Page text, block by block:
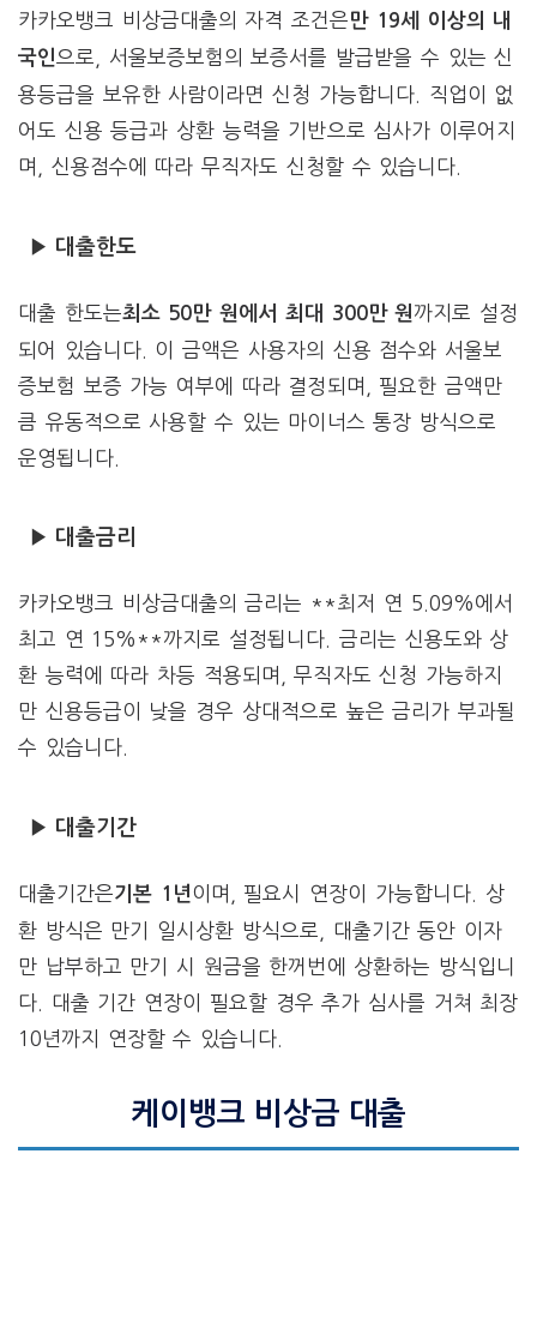
카카오뱅크 비상금대출의 자격 조건은만 19세 이상의 내
국인으로, 서울보증보험의 보증서를 발급받을 수 있는 신
용등급을 보유한 사람이라면 신청 가능합니다. 직업이 없
어도 신용 등급과 상환 능력을 기반으로 심사가 이루어지
며, 신용점수에 따라 무직자도 신청할 수 있습니다.
▶ 대출한도
대출 한도는최소 50만 원에서 최대 300만 원까지로 설정
되어 있습니다. 이 금액은 사용자의 신용 점수와 서울보
증보험 보증 가능 여부에 따라 결정되며, 필요한 금액만
큼 유동적으로 사용할 수 있는 마이너스 통장 방식으로
운영됩니다.
▶ 대출금리
카카오뱅크 비상금대출의 금리는 **최저 연 5.09%에서
최고 연 15%**까지로 설정됩니다. 금리는 신용도와 상
환 능력에 따라 차등 적용되며, 무직자도 신청 가능하지
만 신용등급이 낮을 경우 상대적으로 높은 금리가 부과될
수 있습니다.
▶ 대출기간
대출기간은기본 1년이며, 필요시 연장이 가능합니다. 상
환 방식은 만기 일시상환 방식으로, 대출기간 동안 이자
만 납부하고 만기 시 원금을 한꺼번에 상환하는 방식입니
다. 대출 기간 연장이 필요할 경우 추가 심사를 거쳐 최장
10년까지 연장할 수 있습니다.
케이뱅크 비상금 대출